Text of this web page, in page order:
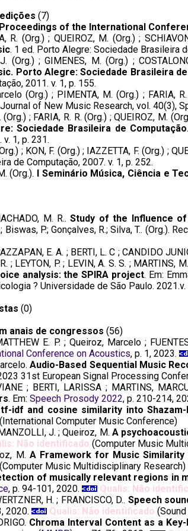
(7)
Proceedings of the International
R. (Org.) ; QUEIROZ, M. (Org.) ;
. 1 ed. Porto Alegre: Sociedade Brasileira
(Org.) ; GIMENES, M. (Org.) ;
Porto Alegre: Sociedade Brasileira
2011. v. 1, p. 155.
(Org.) ; PIMENTA, M. (Org.) ; FARIA, R.
of New Music Research, vol. 40(3),
; FARIA, R. R. (Org.) ; QUEIROZ, M.
Sociedade Brasileira de Computação
1, p. 231.
; KON, F. (Org.) ; IAZZETTA, F. (Org.) ;
de Computação, 2007. v. 1, p. 252.
(Org.).
I Seminário Música, Ciência e
M. R..Study of the Influence
Biswas, P.; Gonçalves, R.; Silva, T.. (Org.).
E. A. ; BERTI, L. C ; CANDIDO
; LEYTON, P. ; LEVIN, A. S. S. ; MARTINS,
analysis: the SPIRA project. Em:
? Universidade de São Paulo. 2021.v.
(0)
anais de congressos (56)
E. P. ; Queiroz, Marcelo ;
Conference on Acoustics, p. 1, 2023.
Audio-Based Sequential Music
31st European Signal Processing
; BERTI, LARISSA ; MARTINS,
. Em: Speech Prosody 2022, p. 210-214,
idf and cosine similarity into
(International Computer Music Conference)
J. ; Queiroz, M. A
Não identificado (Computer Music
M. A Framework for Music
(Computer Music Multidisciplinary Research)
of musically relevant regions in
, p. 94-101, 2020. Qualis: Não
H. ; FRANCISCO, D.. Speech
2020. Qualis: Não identificado
Chroma Interval Content as a